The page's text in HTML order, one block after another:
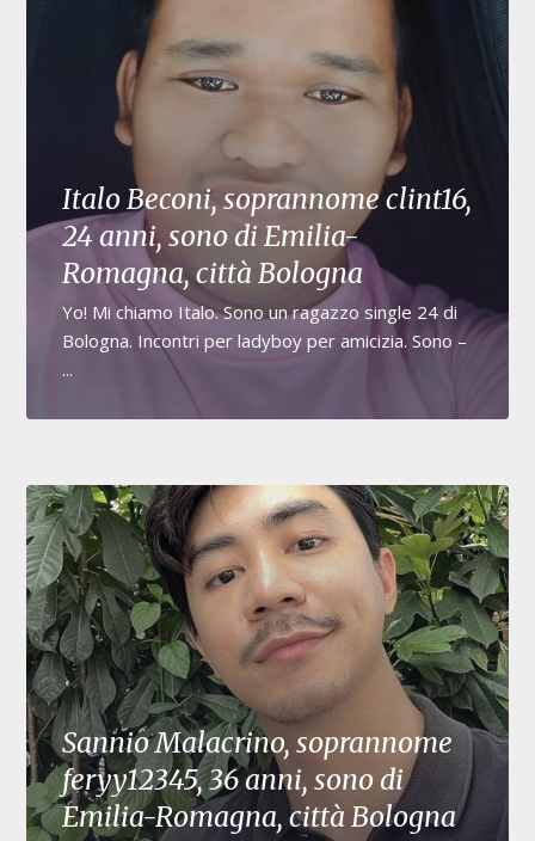
Italo Beconi, soprannome clint16,
24 anni, sono di Emilia-
Romagna, città Bologna
Yo! Mi chiamo Italo. Sono un ragazzo single 24 di
Bologna. Incontri per ladyboy per amicizia. Sono –
...
Sannio Malacrino, soprannome
feryy12345, 36 anni, sono di
Emilia-Romagna, città Bologna